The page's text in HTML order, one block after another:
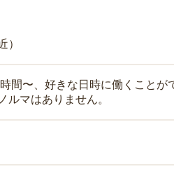
）
間〜、好きな日時に働くことが
ルマはありません。